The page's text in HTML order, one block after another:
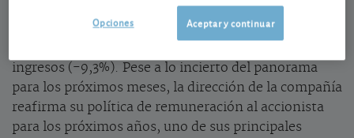
0,25 euros por acción. Sin ese impulso “extra”, el
beneficio ordinario habría crecido un 11%. Una
ingresos (-9,3%). Pese a lo incierto del panorama
para los próximos meses, la dirección de la compañía
reafirma su política de remuneración al accionista
para los próximos años, uno de sus principales
Aceptar y continuar
Opciones